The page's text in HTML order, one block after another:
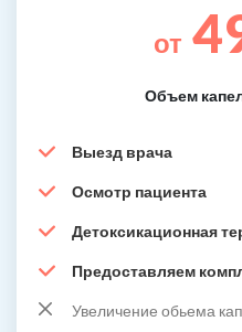
от
Объем
Выезд врача
Осмотр пациента
Детоксикационная
Предоставляем
Увеличение обьема